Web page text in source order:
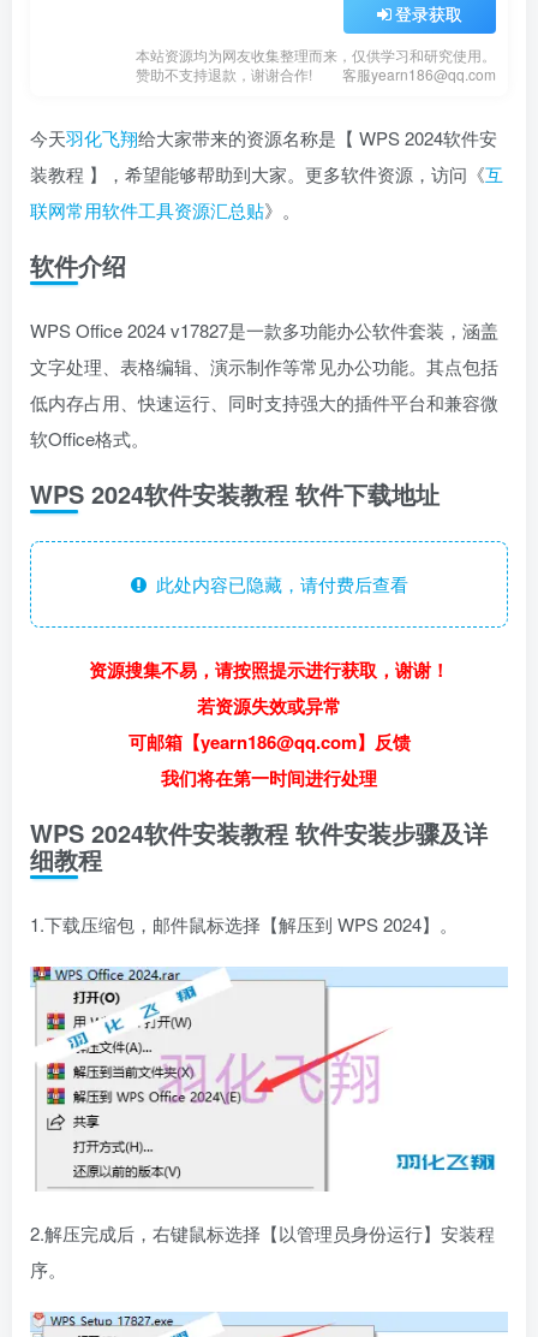
登录获取
本站资源均为网友收集整理而来，仅供学习和研究使用。
赞助不支持退款，谢谢合作!
客服yearn186@qq.com
今天羽化飞翔给大家带来的资源名称是【 WPS 2024软件安
装教程 】，希望能够帮助到大家。更多软件资源，访问《互
联网常用软件工具资源汇总贴》。
软件介绍
WPS Office 2024 v17827是一款多功能办公软件套装，涵盖
文字处理、表格编辑、演示制作等常见办公功能。其点包括
低内存占用、快速运行、同时支持强大的插件平台和兼容微
软Office格式。
WPS 2024软件安装教程 软件下载地址
此处内容已隐藏，请付费后查看
资源搜集不易，请按照提示进行获取，谢谢！
若资源失效或异常
可邮箱【yearn186@qq.com】反馈
我们将在第一时间进行处理
WPS 2024软件安装教程 软件安装步骤及详
细教程
1.下载压缩包，邮件鼠标选择【解压到 WPS 2024】。
2.解压完成后，右键鼠标选择【以管理员身份运行】安装程
序。